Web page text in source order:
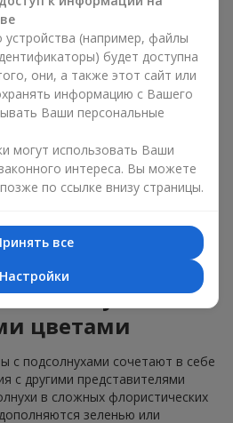
нежной зелени.
— сезонные цветы,
в период цветения.
букет с
подчёркивает
гамму яркого цветка.
стебли создают чёткий силуэт
торжественных событий, так и
на каждый день.
букеты с
цветами
с подсолнухами сочетают в себе
с другими представителями
в сложных флористических
зеленью или
(например, файлы
будет доступна
они, а также этот сайт или
информацию с Вашего
Ваши персональные
могут использовать Ваши
интереса. Вы можете
по ссылке внизу страницы.
все
Настройки